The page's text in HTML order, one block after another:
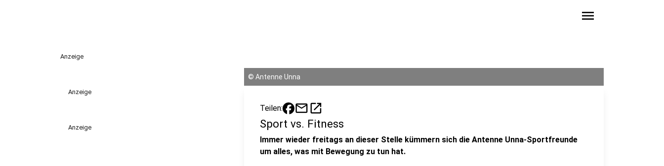
menu
Anzeige
Anzeige
Anzeige
© Antenne Unna
Teilen: mailopen_in_new
Sport vs. Fitness
Immer wieder freitags an dieser Stelle kümmern sich die Antenne Unna-Sportfreunde
um alles, was mit Bewegung zu tun hat.